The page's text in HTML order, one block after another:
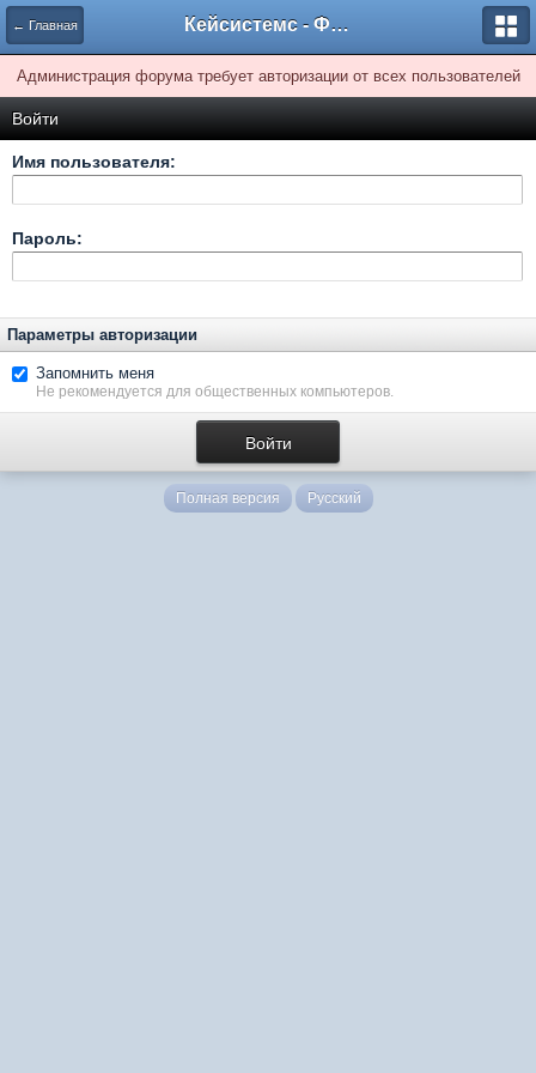
← Главная Кейсистемс - Форумы
Администрация форума требует авторизации от всех пользователей
Войти
Имя пользователя:
Пароль:
Параметры авторизации
Запомнить меня
Не рекомендуется для общественных компьютеров.
Полная версия Русский